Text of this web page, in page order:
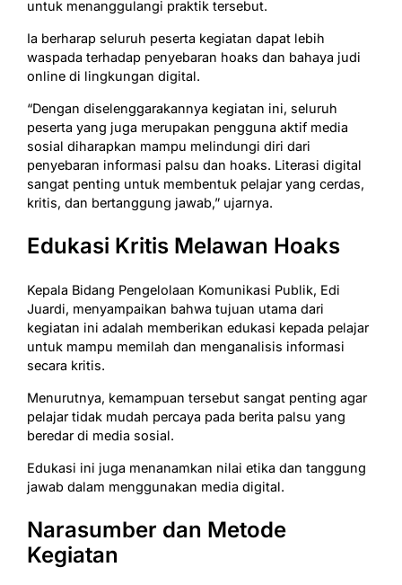
untuk menanggulangi praktik tersebut.
Ia berharap seluruh peserta kegiatan dapat lebih
waspada terhadap penyebaran hoaks dan bahaya judi
online di lingkungan digital.
“Dengan diselenggarakannya kegiatan ini, seluruh
peserta yang juga merupakan pengguna aktif media
sosial diharapkan mampu melindungi diri dari
penyebaran informasi palsu dan hoaks. Literasi digital
sangat penting untuk membentuk pelajar yang cerdas,
kritis, dan bertanggung jawab,” ujarnya.
Edukasi Kritis Melawan Hoaks
Kepala Bidang Pengelolaan Komunikasi Publik, Edi
Juardi, menyampaikan bahwa tujuan utama dari
kegiatan ini adalah memberikan edukasi kepada pelajar
untuk mampu memilah dan menganalisis informasi
secara kritis.
Menurutnya, kemampuan tersebut sangat penting agar
pelajar tidak mudah percaya pada berita palsu yang
beredar di media sosial.
Edukasi ini juga menanamkan nilai etika dan tanggung
jawab dalam menggunakan media digital.
Narasumber dan Metode
Kegiatan